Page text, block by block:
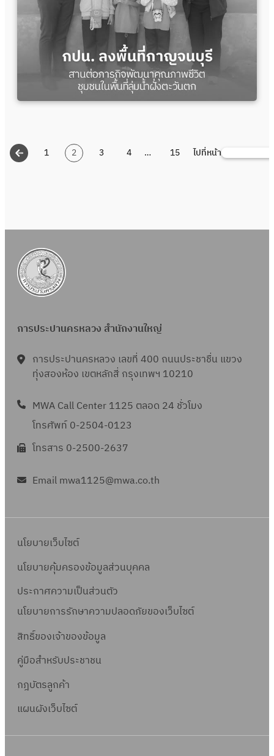
1 2 3 4 … 15 ไปที่หน้าค้นหา
การประปานครหลวง สำนักงานใหญ่
การประปานครหลวง เลขที่ 400 ถนนประชาชื่น แขวง
ทุ่งสองห้อง เขตหลักสี่ กรุงเทพฯ 10210
MWA Call Center 1125 ตลอด 24 ชั่วโมง
โทรศัพท์ 0-2504-0123
โทรสาร 0-2500-2637
Email mwa1125@mwa.co.th
นโยบายเว็บไซต์
นโยบายคุ้มครองข้อมูลส่วนบุคคล
ประกาศความเป็นส่วนตัว
นโยบายการรักษาความปลอดภัยของเว็บไซต์
สิทธิ์ของเจ้าของข้อมูล
คู่มือสำหรับประชาชน
กฎบัตรลูกค้า
แผนผังเว็บไซต์